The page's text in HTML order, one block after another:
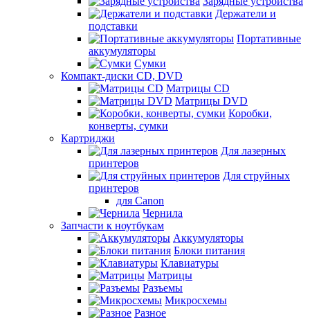
Держатели и
подставки
Портативные
аккумуляторы
Сумки
Компакт-диски CD, DVD
Матрицы CD
Матрицы DVD
Коробки,
конверты, сумки
Картриджи
Для лазерных
принтеров
Для струйных
принтеров
для Canon
Чернила
Запчасти к ноутбукам
Аккумуляторы
Блоки питания
Клавиатуры
Матрицы
Разъемы
Микросхемы
Разное